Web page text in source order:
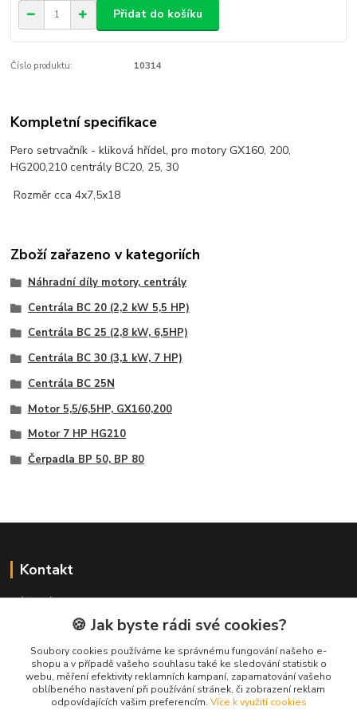
Přidat do košíku
Číslo produktu: 10314
Kompletní specifikace
Pero setrvačník - kliková hřídel, pro motory GX160, 200,
HG200,210 centrály BC20, 25, 30
Rozměr cca 4x7,5x18
Zboží zařazeno v kategoriích
Náhradní díly motory, centrály
Centrála BC 20 (2,2 kW 5,5 HP)
Centrála BC 25 (2,8 kW, 6,5HP)
Centrála BC 30 (3,1 kW, 7 HP)
Centrála BC 25N
Motor 5,5/6,5HP, GX160,200
Motor 7 HP HG210
Čerpadla BP 50, BP 80
Kontakt
+420 481 621 329
centraly@enhlava.cz
🍪 Jak byste rádi své cookies?
Soubory cookies používáme ke správnému fungování našeho e-
shopu a v případě vašeho souhlasu také ke sledování statistik o
webu, měření efektivity reklamních kampaní, zapamatování vašeho
oblíbeného nastavení při používání stránek, či zobrazení reklam
odpovídajících vašim preferencím. Více k využití cookies